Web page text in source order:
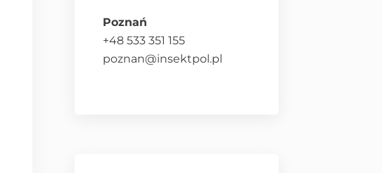
Poznań
+48 533 351 155
poznan@insektpol.pl